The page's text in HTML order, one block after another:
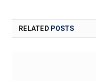
RELATED POSTS